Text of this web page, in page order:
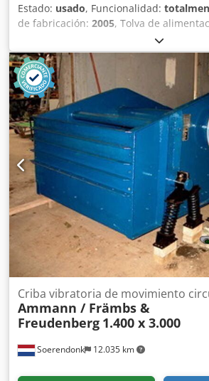
Estado: usado, Funcionalidad:
de fabricación: 2005, Tolva de
extracción Dsdpfxszq Szre Am Rewa
de 12 m con banda de 650 mm
Soerendonk 12.035 km
Criba vibratoria de movimiento
Ammann / Främbs &
Freudenberg 1.400 x 3.000